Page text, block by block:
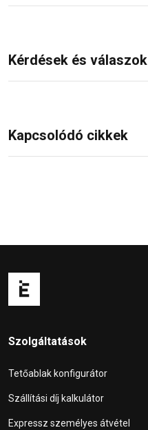
Kérdések és válaszok
Kapcsolódó cikkek
Szolgáltatások
Tetőablak konfigurátor
Szállítási díj kalkulátor
Expressz személyes átvétel